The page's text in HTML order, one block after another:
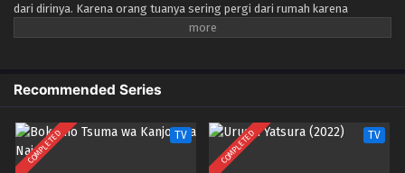
dari dirinya. Karena orang tuanya sering pergi dari rumah karena
pekerjaan, Hori harus menjaga adik laki-lakinya dan melakukan
yang merenung dan berkacamata. Namun, pada kenyataannya, dia
adalah orang yang lembut dan tidak cakap dalam belajar. Selain itu, ia
memiliki sembilan tindikan tersembunyi di balik rambut panjangnya dan
tato di punggung dan bahu kirinya. Secara kebetulan, Hori dan Miyamura
berpapasan di luar sekolah & mdash; tidak terlihat seperti yang
Recommended Series
COMPLETED TV COMPLETED TV